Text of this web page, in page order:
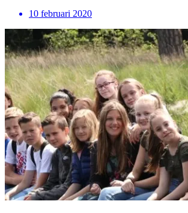
10 februari 2020